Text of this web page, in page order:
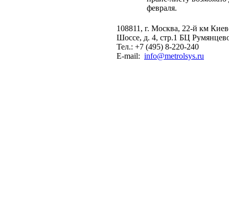
февраля.
108811, г. Москва, 22-й км
Шоссе, д. 4, стр.1 БЦ
Тел.: +7 (495) 8-220-240
E-mail: info@metrolsys.ru